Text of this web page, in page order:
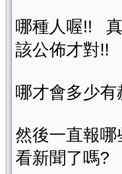
哪種人喔!!
該公佈才對!!
哪才會多少
然後一直報
看新聞了嗎?